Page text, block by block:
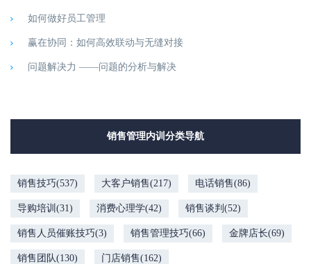
如何做好员工管理
赢在协同：如何高效联动与无缝对接
问题解决力 ——问题的分析与解决
销售管理内训分类导航
销售技巧(537) 大客户销售(217) 电话销售(86)
导购培训(31) 消费心理学(42) 销售谈判(52)
销售人员催账技巧(3) 销售管理技巧(66) 金牌店长(69)
销售团队(130) 门店销售(162)